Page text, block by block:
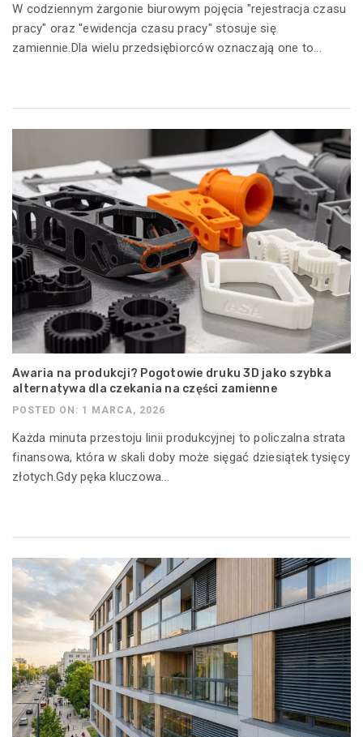
W codziennym żargonie biurowym pojęcia "rejestracja czasu
pracy" oraz "ewidencja czasu pracy" stosuje się
zamiennie.Dla wielu przedsiębiorców oznaczają one to...
Awaria na produkcji? Pogotowie druku 3D jako szybka
alternatywa dla czekania na części zamienne
POSTED ON: 1 MARCA, 2026
Każda minuta przestoju linii produkcyjnej to policzalna strata
finansowa, która w skali doby może sięgać dziesiątek tysięcy
złotych.Gdy pęka kluczowa...